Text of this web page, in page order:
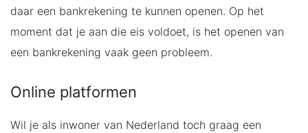
daar een bankrekening te kunnen openen. Op het
moment dat je aan die eis voldoet, is het openen van
een bankrekening vaak geen probleem.
Online platformen
Wil je als inwoner van Nederland toch graag een